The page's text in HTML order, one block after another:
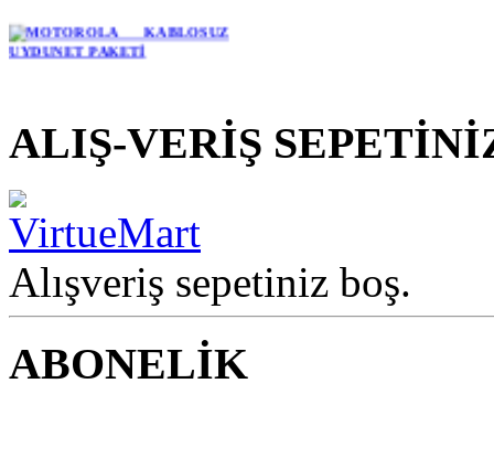
ALIŞ-VERİŞ
Alışveriş sepetiniz boş.
ABONELİK